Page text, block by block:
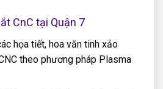
CnC tại Quận 7
họa tiết, hoa văn tinh xảo
theo phương pháp Plasma